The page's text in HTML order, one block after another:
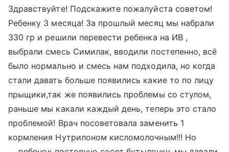
Здравствуйте! Подскажите пожалуйста советом!
Ребенку 3 месяца! За прошлый месяц мы набрали
330 гр и решили перевести ребенка на ИВ ,
выбрали смесь Симилак, вводили постепенно, всё
было нормально и смесь нам подходила, но когда
стали давать больше появились какие то по лицу
прыщики,так же появились проблемы со стулом,
раньше мы какали каждый день, теперь это стало
проблемой! Врач посоветовала заменить 1
кормления Нутрилоном кисломолочным!!! Но